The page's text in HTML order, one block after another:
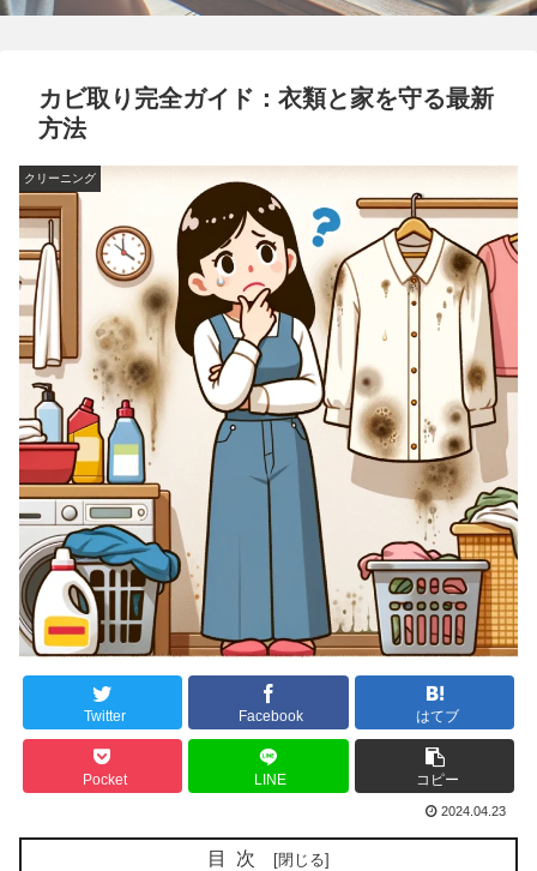
カビ取り完全ガイド：衣類と家を守る最新
方法
クリーニング
Twitter Facebook はてブ
Pocket LINE コピー
2024.04.23
目次